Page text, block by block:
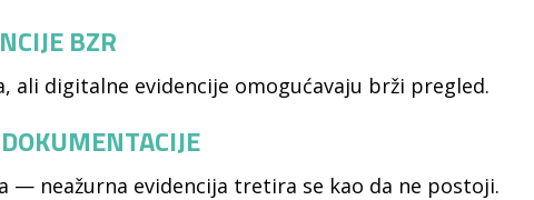
BZR
ali digitalne evidencije omogućavaju brži pregled.
— neažurna evidencija tretira se kao da ne postoji.